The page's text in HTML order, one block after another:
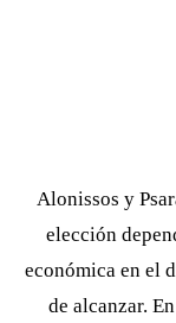
Alonissos y
elección
económica en el
de alcanzar.